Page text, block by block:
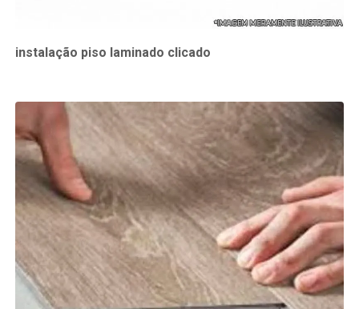
instalação piso laminado clicado